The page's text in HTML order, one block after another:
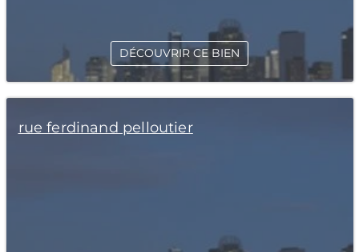
DÉCOUVRIR CE BIEN
rue ferdinand pelloutier